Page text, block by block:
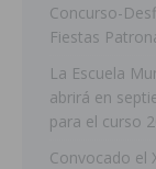
Concurso-
Fiestas
La Escuela
abrirá en
para el curso
Convocado el